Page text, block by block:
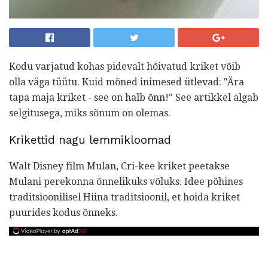
Kodu varjatud kohas pidevalt hõivatud kriket võib
olla väga tüütu. Kuid mõned inimesed ütlevad: "Ära
tapa maja kriket - see on halb õnn!" See artikkel algab
selgitusega, miks sõnum on olemas.
Krikettid nagu lemmikloomad
Walt Disney film Mulan, Cri-kee kriket peetakse
Mulani perekonna õnnelikuks võluks. Idee põhines
traditsioonilisel Hiina traditsioonil, et hoida kriket
puurides kodus õnneks.